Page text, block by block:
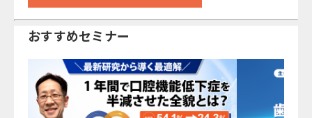
おすすめセミナー